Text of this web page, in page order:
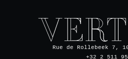
Rue de Rollebeek 7,
+32 2 511